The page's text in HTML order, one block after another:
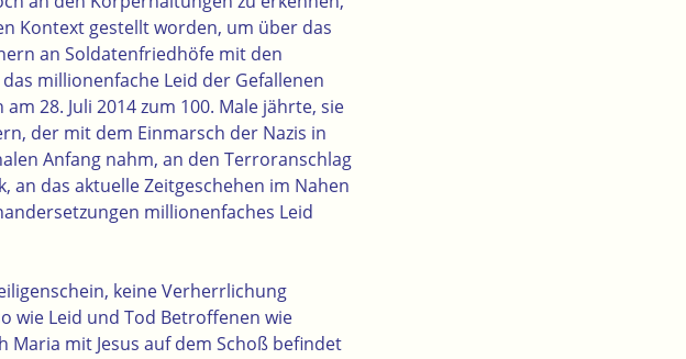
Kontext gestellt worden, um über das
an Soldatenfriedhöfe mit den
millionenfache Leid der Gefallenen
28. Juli 2014 zum 100. Male jährte, sie
der mit dem Einmarsch der Nazis in
Anfang nahm, an den Terroranschlag
an das aktuelle Zeitgeschehen im Nahen
millionenfaches Leid
keine Verherrlichung
wie Leid und Tod Betroffenen wie
mit Jesus auf dem Schoß befindet